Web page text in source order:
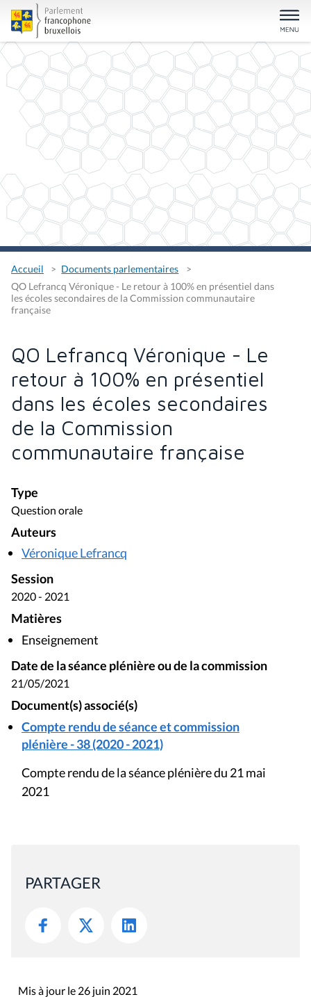
Accueil
Documents parlementaires
QO Lefrancq Véronique - Le retour à 100% en présentiel dans
les écoles secondaires de la Commission communautaire
française
QO Lefrancq Véronique - Le
retour à 100% en présentiel
dans les écoles secondaires
de la Commission
communautaire française
Type
Question orale
Auteurs
Véronique Lefrancq
Session
2020 - 2021
Matières
Enseignement
Date de la séance plénière ou de la commission
21/05/2021
Document(s) associé(s)
Compte rendu de séance et commission
plénière - 38 (2020 - 2021)
Compte rendu de la séance plénière du 21 mai
2021
PARTAGER
Mis à jour le 26 juin 2021